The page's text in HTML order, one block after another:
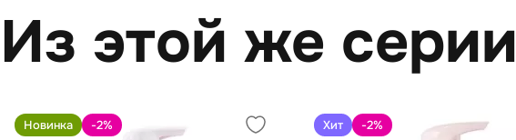
Из этой же серии
Новинка -2% Хит -2%